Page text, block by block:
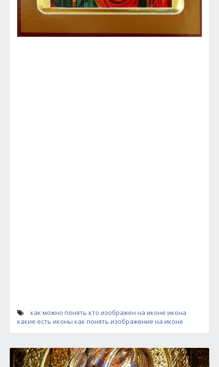
как можно понять кто изображен на иконе икона
какие есть иконы как понять изображение на иконе